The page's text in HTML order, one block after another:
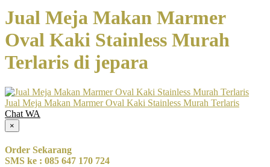
Jual Meja Makan Marmer
Oval Kaki Stainless Murah
Terlaris di jepara
Jual Meja Makan Marmer Oval Kaki Stainless Murah Terlaris
Chat WA
×
Order Sekarang
SMS ke : 085 647 170 724